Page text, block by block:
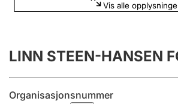
Årsregnskap
Innsending og forsinkelsesgebyr
Vis alle
LINN STEEN-HANSEN
Organisasjonsnummer